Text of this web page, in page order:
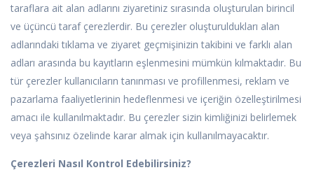
taraflara ait alan adlarını ziyaretiniz sırasında oluşturulan birincil
ve üçüncü taraf çerezlerdir. Bu çerezler oluşturuldukları alan
adlarındaki tıklama ve ziyaret geçmişinizin takibini ve farklı alan
adları arasında bu kayıtların eşlenmesini mümkün kılmaktadır. Bu
tür çerezler kullanıcıların tanınması ve profillenmesi, reklam ve
pazarlama faaliyetlerinin hedeflenmesi ve içeriğin özelleştirilmesi
amacı ile kullanılmaktadır. Bu çerezler sizin kimliğinizi belirlemek
veya şahsınız özelinde karar almak için kullanılmayacaktır.
Çerezleri Nasıl Kontrol Edebilirsiniz?